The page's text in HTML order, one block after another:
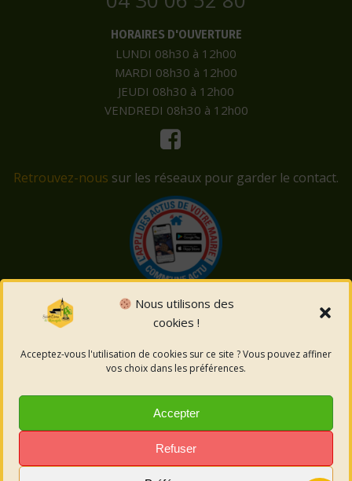
Nous utilisons des
cookies !
Acceptez-vous l'utilisation de cookies sur ce site ? Vous pouvez affiner
vos choix dans les préférences.
Accepter
Refuser
HORAIRES D'OUVERTURE
LUNDI 08h30 à 12h00
MARDI 08h30 à 12h00
JEUDI 08h30 à 12h00
VENDREDI 08h30 à 12h00
Retrouvez-nous sur les réseaux pour garder le contact.
© 2026 Saint-Côme-et-Maruéjols. Un service proposé
Mentions légales
Politique des cookies